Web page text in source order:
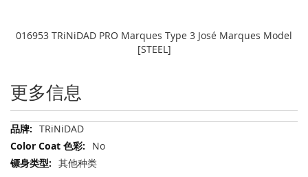
016953 TRiNiDAD PRO Marques Type 3 José Marques Model
[STEEL]
更多信息
更
多
信
息
TRiNiDAD
No
其他种类